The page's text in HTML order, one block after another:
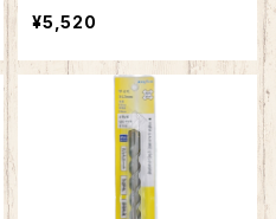
ドリル ナノブルーコーティ
ング
¥5,520